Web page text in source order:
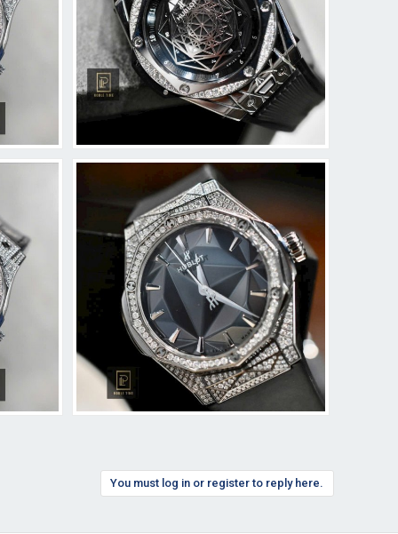
You must log in or register to reply here.